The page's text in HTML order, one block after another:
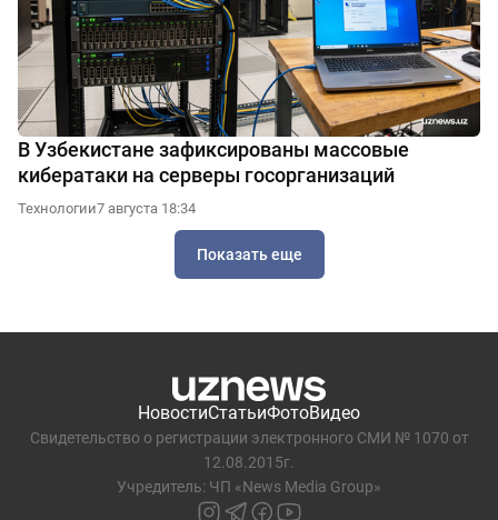
В Узбекистане зафиксированы массовые
кибератаки на серверы госорганизаций
Технологии7 августа 18:34
Показать еще
НовостиСтатьиФотоВидео
Свидетельство о регистрации электронного СМИ № 1070 от
12.08.2015г.
Учредитель: ЧП «News Media Group»